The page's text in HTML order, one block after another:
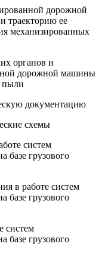
дорожной
траекторию ее
механизированных
органов и
дорожной машины
пыли
документацию
схемы
систем
грузового
в работе систем
грузового
систем
грузового